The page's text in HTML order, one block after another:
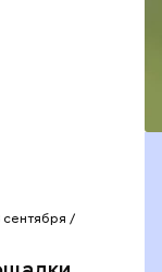
сентября /